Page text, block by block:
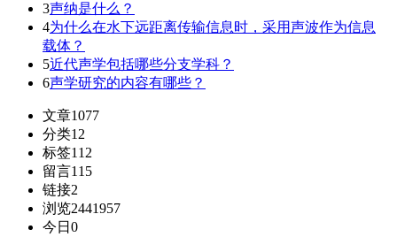
3声纳是什么？
4为什么在水下远距离传输信息时，采用声波作为信息
载体？
5近代声学包括哪些分支学科？
6声学研究的内容有哪些？
文章1077
分类12
标签112
留言115
链接2
浏览2441957
今日 0